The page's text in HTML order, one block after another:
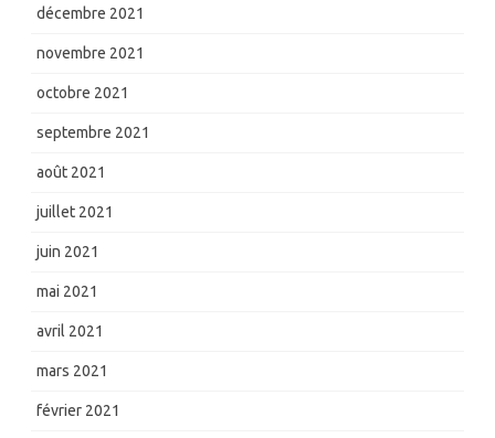
décembre 2021
novembre 2021
octobre 2021
septembre 2021
août 2021
juillet 2021
juin 2021
mai 2021
avril 2021
mars 2021
février 2021